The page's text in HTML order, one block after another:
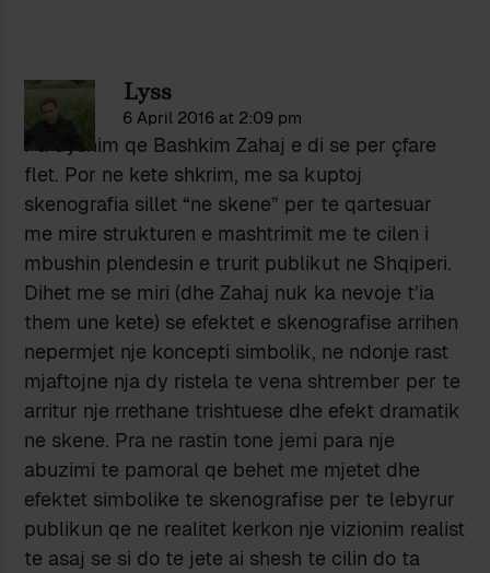
Lyss
6 April 2016 at 2:09 pm
Pa dyshim qe Bashkim Zahaj e di se per çfare
flet. Por ne kete shkrim, me sa kuptoj
skenografia sillet “ne skene” per te qartesuar
me mire strukturen e mashtrimit me te cilen i
mbushin plendesin e trurit publikut ne Shqiperi.
Dihet me se miri (dhe Zahaj nuk ka nevoje t’ia
them une kete) se efektet e skenografise arrihen
nepermjet nje koncepti simbolik, ne ndonje rast
mjaftojne nja dy ristela te vena shtrember per te
arritur nje rrethane trishtuese dhe efekt dramatik
ne skene. Pra ne rastin tone jemi para nje
abuzimi te pamoral qe behet me mjetet dhe
efektet simbolike te skenografise per te lebyrur
publikun qe ne realitet kerkon nje vizionim realist
te asaj se si do te jete ai shesh te cilin do ta